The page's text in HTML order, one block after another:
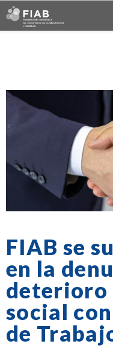
FIAB se
en la
deterioro
social
de